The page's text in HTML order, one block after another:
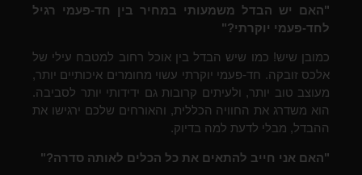
"האם יש הבדל משמעותי במחיר בין חד-פעמי רגיל
לחד-פעמי יוקרתי?"
כמובן שיש! כמו שיש הבדל בין אוכל רחוב למטבח עילי של
אלכס זובקה. חד-פעמי יוקרתי עשוי מחומרים איכותיים יותר,
מעוצב טוב יותר, ולעיתים קרובות גם ידידותי יותר לסביבה.
הוא משדרג את החוויה הכללית, והאורחים שלכם ירגישו את
ההבדל, מבלי לדעת למה בדיוק.
"האם אני חייב להתאים את כל הכלים לאותה סדרה?"